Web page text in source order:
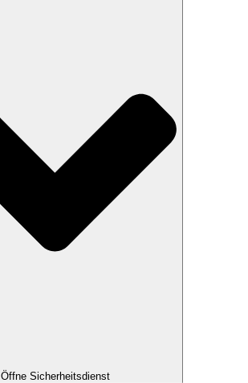
Öffne Sicherheitsdienst